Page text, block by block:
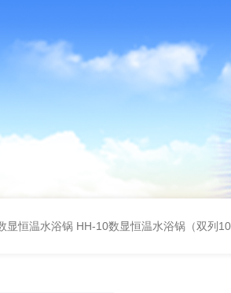
显恒温水浴锅 HH-10数显恒温水浴锅（双列